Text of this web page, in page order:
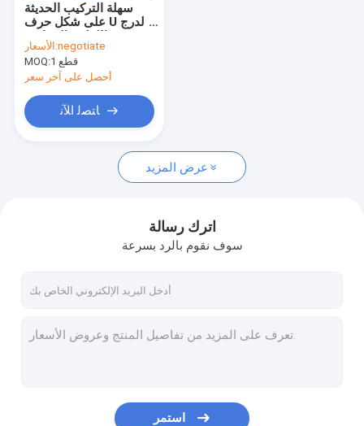
أثاث الفندق الراقي
الحائط الساتر الألومنيوم
باب حديد مشغول
فيلا فولاذية خفيفة
سهلة التركيب الحديثة
على شكل حرف U الدرج
الدرابزين السلالم
الأسعار:negotiate
MOQ:
1 قطع
أحصل على آخر سعر
ﺎﺘﺼﻟ ﺍﻶﻧ
عرض المزيد
اترك رسالة
سوف نقوم بالرد بسرعة
استمر